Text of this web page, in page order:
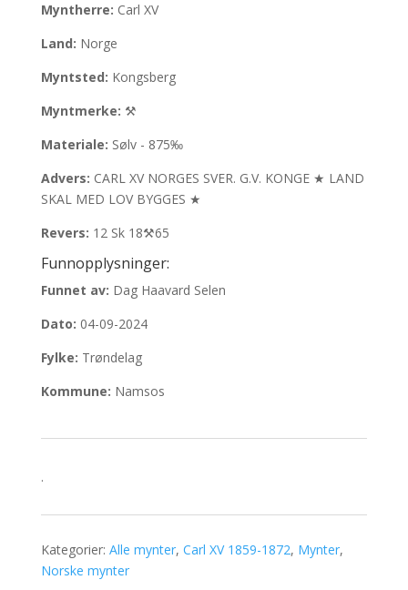
Myntherre: Carl XV
Land: Norge
Myntsted: Kongsberg
Myntmerke: ⚒
Materiale: Sølv - 875‰
Advers: CARL XV NORGES SVER. G.V. KONGE ★ LAND
SKAL MED LOV BYGGES ★
Revers: 12 Sk 18⚒65
Funnopplysninger:
Funnet av: Dag Haavard Selen
Dato: 04-09-2024
Fylke: Trøndelag
Kommune: Namsos
.
Kategorier: Alle mynter, Carl XV 1859-1872, Mynter,
Norske mynter